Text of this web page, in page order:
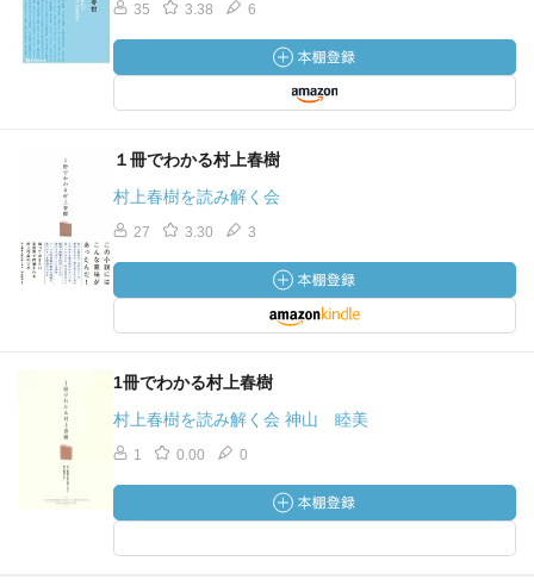
35 3.38 6
１冊でわかる村上春樹
村上春樹を読み解く会
27 3.30 3
1冊でわかる村上春樹
村上春樹を読み解く会 神山 睦美
1 0.00 0